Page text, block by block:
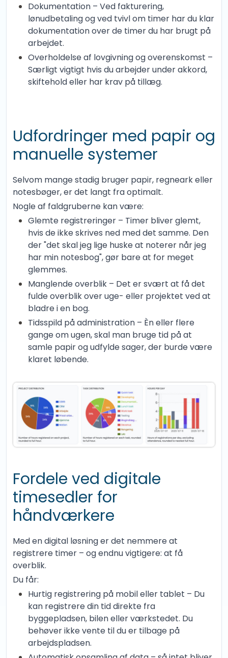
Dokumentation – Ved fakturering,
lønudbetaling og ved tvivl om timer har du klar
dokumentation over de timer du har brugt på
arbejdet.
Overholdelse af lovgivning og overenskomst –
Særligt vigtigt hvis du arbejder under akkord,
skiftehold eller har krav på tillæg.
Udfordringer med papir og
manuelle systemer
Selvom mange stadig bruger papir, regneark eller
notesbøger, er det langt fra optimalt.
Nogle af faldgruberne kan være:
Glemte registreringer – Timer bliver glemt,
hvis de ikke skrives ned med det samme. Den
der "det skal jeg lige huske at noterer når jeg
har min notesbog", gør bare at for meget
glemmes.
Manglende overblik – Det er svært at få det
fulde overblik over uge- eller projektet ved at
bladre i en bog.
Tidsspild på administration – Èn eller flere
gange om ugen, skal man bruge tid på at
samle papir og udfylde sager, der burde være
klaret løbende.
Fordele ved digitale
timesedler for
håndværkere
Med en digital løsning er det nemmere at
registrere timer – og endnu vigtigere: at få
overblik.
Du får:
Hurtig registrering på mobil eller tablet – Du
kan registrere din tid direkte fra
byggepladsen, bilen eller værkstedet. Du
behøver ikke vente til du er tilbage på
arbejdspladsen.